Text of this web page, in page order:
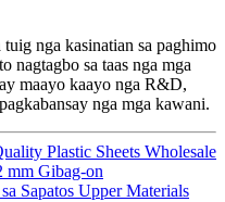
nga kasinatian sa paghimo
nagtagbo sa taas nga mga
maayo kaayo nga R&D,
nga mga kawani.
Plastic Sheets Wholesale
mm Gibag-on
Sapatos Upper Materials